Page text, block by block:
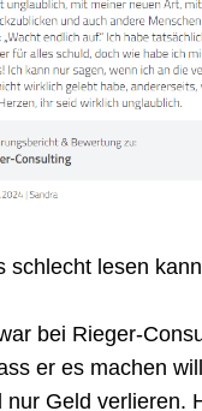
schlecht lesen
bei Rieger-
er es machen
nur Geld verlieren.